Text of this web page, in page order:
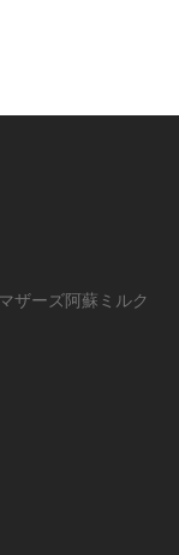
ザーズ阿蘇ミルク